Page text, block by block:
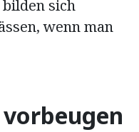
sich
wenn man